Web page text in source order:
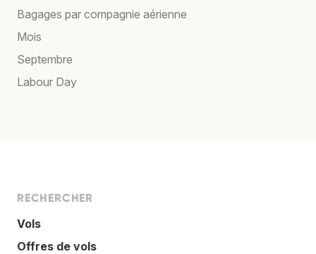
Bagages par compagnie aérienne
Mois
Septembre
Labour Day
RECHERCHER
Vols
Offres de vols